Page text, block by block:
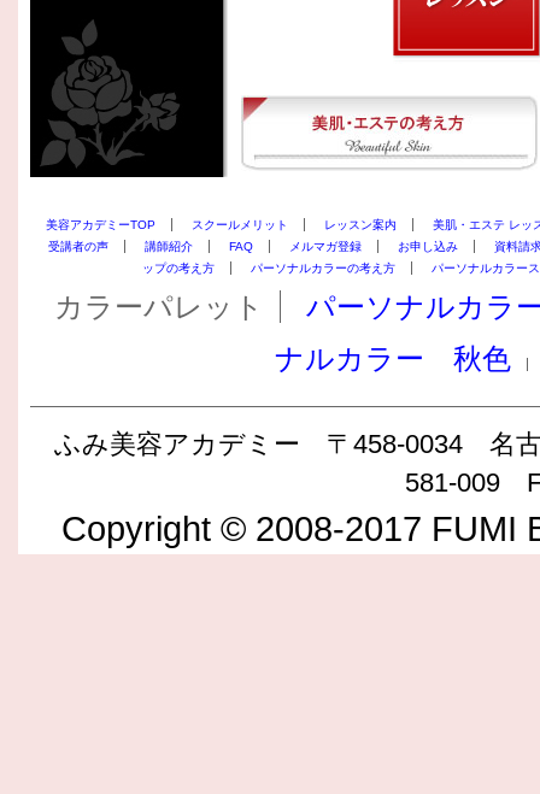
美容アカデミーTOP スクールメリット レッスン案内
美肌・エステ レッ
受講者の声
講師紹介 FAQ メルマガ登録 お申し込み
資料請
ップの考え方
パーソナルカラーの考え方 パーソナルカラー
カラーパレット
パーソナルカラ
ナルカラー 秋色
ふみ美容アカデミー 〒458-0034 名
581-009
Copyright © 2008-2017 FUMI